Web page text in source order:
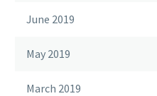
June 2019
May 2019
March 2019